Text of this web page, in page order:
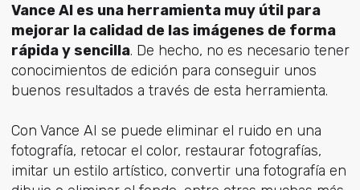
Vance AI es una herramienta muy útil para
mejorar la calidad de las imágenes de forma
rápida y sencilla. De hecho, no es necesario tener
conocimientos de edición para conseguir unos
buenos resultados a través de esta herramienta.
Con Vance AI se puede eliminar el ruido en una
fotografía, retocar el color, restaurar fotografías,
imitar un estilo artístico, convertir una fotografía en